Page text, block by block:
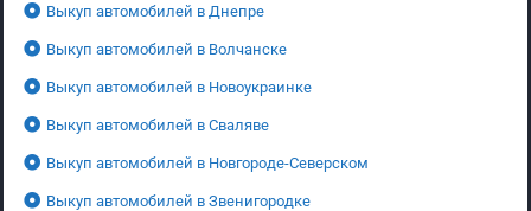
Выкуп автомобилей в Днепре
Выкуп автомобилей в Волчанске
Выкуп автомобилей в Новоукраинке
Выкуп автомобилей в Сваляве
Выкуп автомобилей в Новгороде-Северском
Выкуп автомобилей в Звенигородке